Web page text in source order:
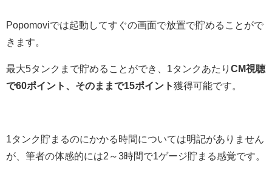
Popomoviでは起動してすぐの画面で放置で貯めることがで
きます。
最大5タンクまで貯めることができ、1タンクあたり CM視聴
で60ポイント、そのままで15ポイント獲得可能です。
1タンク貯まるのにかかる時間については明記がありません
が、筆者の体感的には2～3時間で1ゲージ貯まる感覚です。